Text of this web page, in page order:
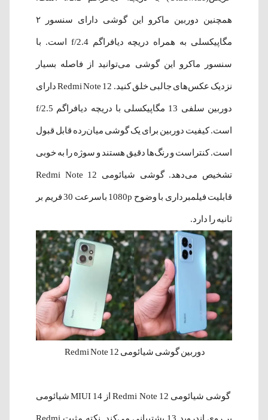
همچنین دوربین ماکرو این گوشی دارای سنسور ۲
مگاپیکسلی به همراه دریچه دیافراگم f/2.4 است. با
سنسور ماکرو این گوشی می‌توانید از فاصله بسیار
نزدیک عکس‌های جالبی خلق کنید. Redmi Note 12 دارای
دوربین سلفی 13 مگاپیکسلی با دریچه دیافراگم f/2.5
است. کیفیت دوربین برای یک گوشی میان‌رده قابل قبول
است. کنتراست و رنگ‌ها دقیق هستند و سوژه را به خوبی
تشخیص می‌دهد. گوشی شیائومی Redmi Note 12
قابلیت فیلمبرداری با وضوح 1080p باسرعت 30 فریم بر
ثانیه را دارد.
دوربین گوشی شیائومی Redmi Note 12
گوشی شیائومی Redmi Note 12 از MIUI 14 شیائومی
بر روی اندروید 13 پشتیبانی می‌کند. نکته مثبت Redmi